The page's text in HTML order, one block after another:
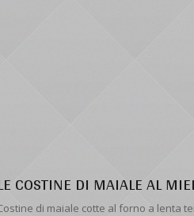
COSTINE DI MAIALE AL
di maiale cotte al forno a lenta